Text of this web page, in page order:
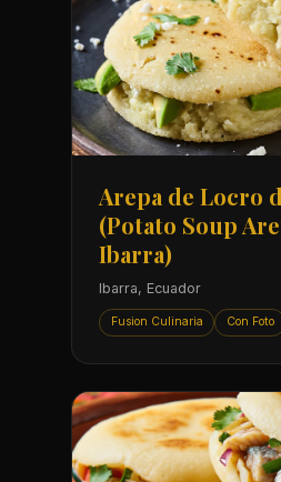
Arepa de Locro
(Potato Soup
Ibarra)
Ibarra, Ecuador
Fusion Culinaria Con Foto